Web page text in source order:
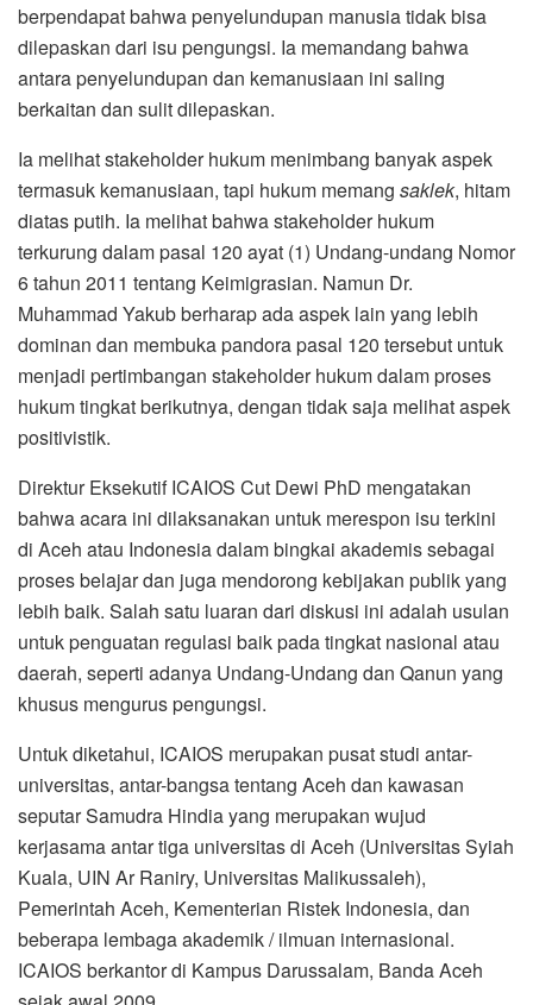
berpendapat bahwa penyelundupan manusia tidak bisa
dilepaskan dari isu pengungsi. Ia memandang bahwa
antara penyelundupan dan kemanusiaan ini saling
berkaitan dan sulit dilepaskan.
Ia melihat stakeholder hukum menimbang banyak aspek
termasuk kemanusiaan, tapi hukum memang saklek, hitam
diatas putih. Ia melihat bahwa stakeholder hukum
terkurung dalam pasal 120 ayat (1) Undang-undang Nomor
6 tahun 2011 tentang Keimigrasian. Namun Dr.
Muhammad Yakub berharap ada aspek lain yang lebih
dominan dan membuka pandora pasal 120 tersebut untuk
menjadi pertimbangan stakeholder hukum dalam proses
hukum tingkat berikutnya, dengan tidak saja melihat aspek
positivistik.
Direktur Eksekutif ICAIOS Cut Dewi PhD mengatakan
bahwa acara ini dilaksanakan untuk merespon isu terkini
di Aceh atau Indonesia dalam bingkai akademis sebagai
proses belajar dan juga mendorong kebijakan publik yang
lebih baik. Salah satu luaran dari diskusi ini adalah usulan
untuk penguatan regulasi baik pada tingkat nasional atau
daerah, seperti adanya Undang-Undang dan Qanun yang
khusus mengurus pengungsi.
Untuk diketahui, ICAIOS merupakan pusat studi antar-
universitas, antar-bangsa tentang Aceh dan kawasan
seputar Samudra Hindia yang merupakan wujud
kerjasama antar tiga universitas di Aceh (Universitas Syiah
Kuala, UIN Ar Raniry, Universitas Malikussaleh),
Pemerintah Aceh, Kementerian Ristek Indonesia, dan
beberapa lembaga akademik / ilmuan internasional.
ICAIOS berkantor di Kampus Darussalam, Banda Aceh